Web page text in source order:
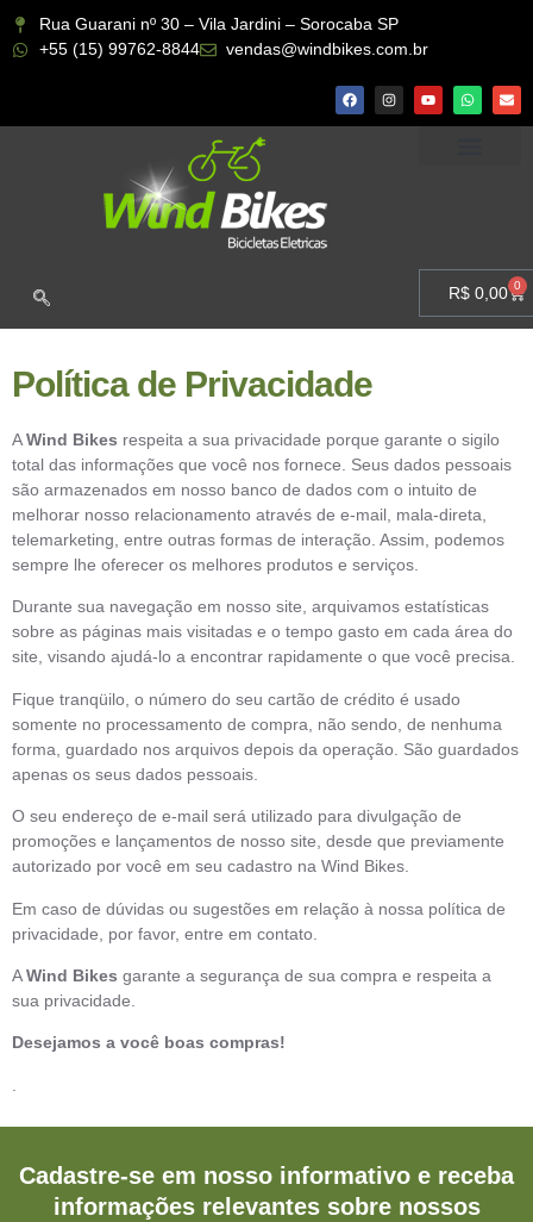
Rua Guarani nº 30 – Vila Jardini – Sorocaba SP
+55 (15) 99762-8844
vendas@windbikes.com.br
R$ 0,00 0
Política de Privacidade
AWind Bikes respeita a sua privacidade porque garante o sigilo
total das informações que você nos fornece. Seus dados pessoais
são armazenados em nosso banco de dados com o intuito de
melhorar nosso relacionamento através de e-mail, mala-direta,
telemarketing, entre outras formas de interação. Assim, podemos
sempre lhe oferecer os melhores produtos e serviços.
Durante sua navegação em nosso site, arquivamos estatísticas
sobre as páginas mais visitadas e o tempo gasto em cada área do
site, visando ajudá-lo a encontrar rapidamente o que você precisa.
Fique tranqüilo, o número do seu cartão de crédito é usado
somente no processamento de compra, não sendo, de nenhuma
forma, guardado nos arquivos depois da operação. São guardados
apenas os seus dados pessoais.
O seu endereço de e-mail será utilizado para divulgação de
promoções e lançamentos de nosso site, desde que previamente
autorizado por você em seu cadastro na Wind Bikes.
Em caso de dúvidas ou sugestões em relação à nossa política de
privacidade, por favor, entre em contato.
AWind Bikes garante a segurança de sua compra e respeita a
sua privacidade.
Desejamos a você boas compras!
Cadastre-se em nosso informativo e receba
informações relevantes sobre nossos